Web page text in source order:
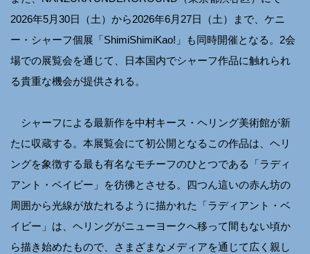
2026年5月30日（土）から2026年6月27日（土）まで、ケニ
ー・シャーフ個展「ShimiShimiKao!」も同時開催となる。2会
場での展覧会を通じて、日本国内でシャーフ作品に触れられ
る貴重な機会が提供される。
シャーフによる最新作を中村キース・ヘリング美術館が新
たに収蔵する。本展覧会にて初公開となるこの作品は、ヘリ
ングを象徴する最も有名なモチーフのひとつである「ラディ
アント・ベイビー」を彷彿とさせる。四つん這いの赤ん坊の
周囲から光線が放たれるように描かれた「ラディアント・ベ
イビー」は、ヘリングがニューヨークへ移って間もない頃か
ら描き始めたもので、さまざまなメディアを通じて広く親し